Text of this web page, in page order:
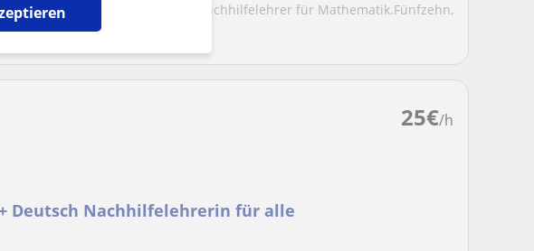
und ich bin professioneller Nachhilfelehrer für Mathematik.Fünfzehn,
dreizehn, zw...
25€/h
Deutsch Nachhilfelehrerin für alle